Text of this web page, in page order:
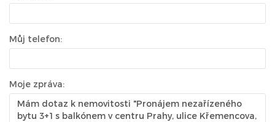
Můj telefon:
Moje zpráva: